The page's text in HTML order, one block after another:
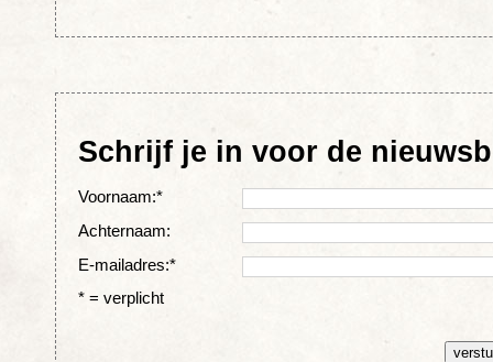
Schrijf je in voor de
Voornaam:*
Achternaam:
E-mailadres:*
* = verplicht